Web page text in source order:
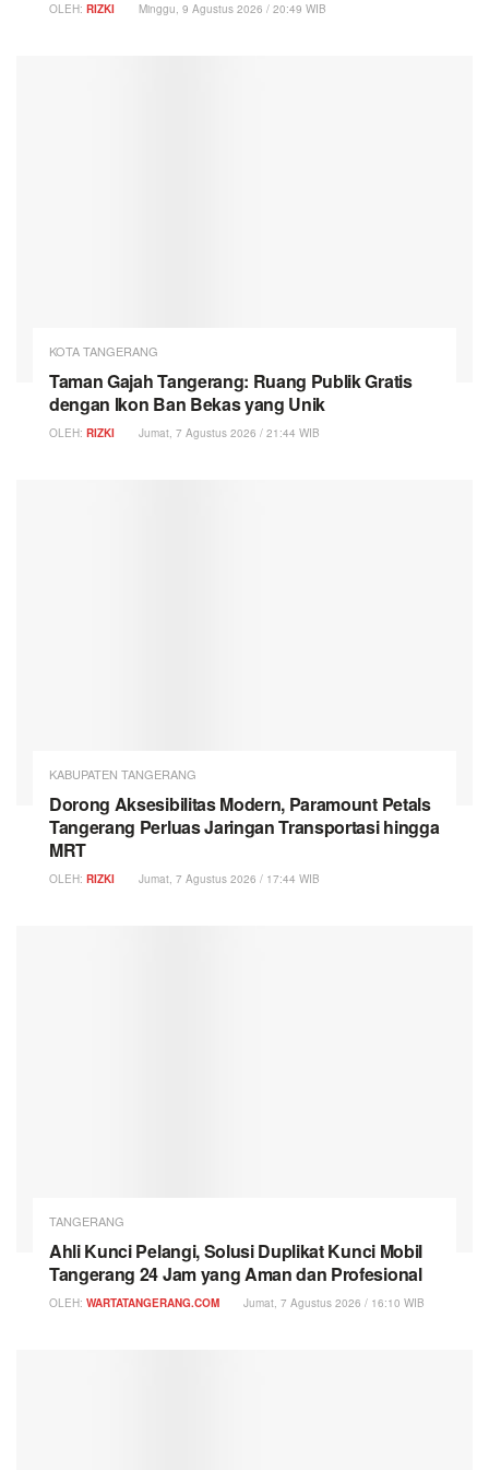
OLEH: RIZKI Minggu, 9 Agustus 2026 / 20:49 WIB
KOTA TANGERANG
Taman Gajah Tangerang: Ruang Publik Gratis
dengan Ikon Ban Bekas yang Unik
OLEH: RIZKI Jumat, 7 Agustus 2026 / 21:44 WIB
KABUPATEN TANGERANG
Dorong Aksesibilitas Modern, Paramount Petals
Tangerang Perluas Jaringan Transportasi hingga
MRT
OLEH: RIZKI Jumat, 7 Agustus 2026 / 17:44 WIB
TANGERANG
Ahli Kunci Pelangi, Solusi Duplikat Kunci Mobil
Tangerang 24 Jam yang Aman dan Profesional
OLEH: WARTATANGERANG.COM Jumat, 7 Agustus 2026 / 16:10 WIB